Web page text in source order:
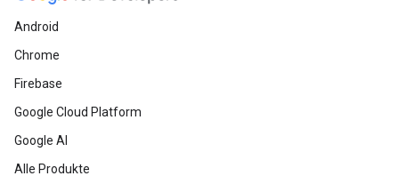
Android
Chrome
Firebase
Google Cloud Platform
Google AI
Alle Produkte